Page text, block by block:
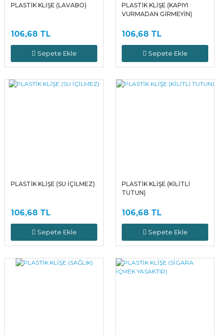
PLASTİK KLİŞE (LAVABO)
106,68 TL
Sepete Ekle
PLASTİK KLİŞE (KAPIYI
VURMADAN GİRMEYİN)
106,68 TL
Sepete Ekle
PLASTİK KLİŞE (SU İÇİLMEZ)
106,68 TL
Sepete Ekle
PLASTİK KLİŞE (KİLİTLİ
TUTUN)
106,68 TL
Sepete Ekle